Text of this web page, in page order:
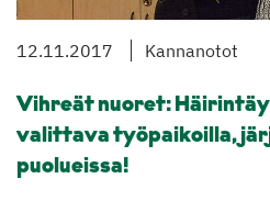
12.11.2017 Kannanotot
Vihreät nuoret:
valittava työpaikoilla,
puolueissa!